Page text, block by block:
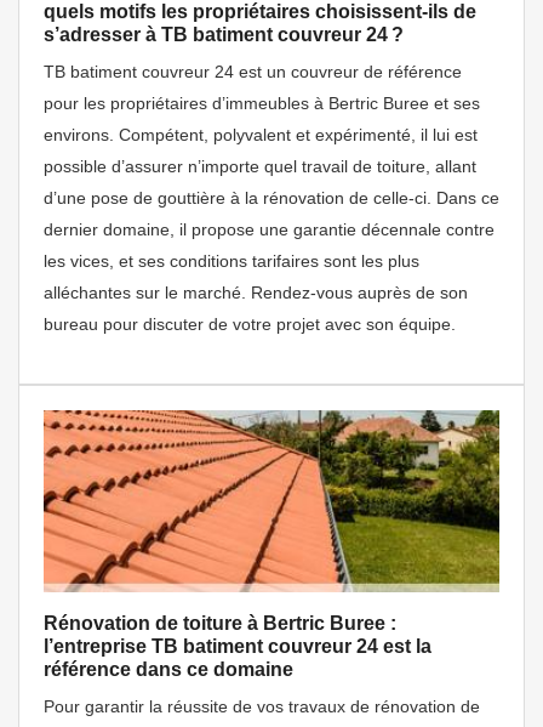
quels motifs les propriétaires choisissent-ils de
s’adresser à TB batiment couvreur 24 ?
TB batiment couvreur 24 est un couvreur de référence
pour les propriétaires d’immeubles à Bertric Buree et ses
environs. Compétent, polyvalent et expérimenté, il lui est
possible d’assurer n’importe quel travail de toiture, allant
d’une pose de gouttière à la rénovation de celle-ci. Dans ce
dernier domaine, il propose une garantie décennale contre
les vices, et ses conditions tarifaires sont les plus
alléchantes sur le marché. Rendez-vous auprès de son
bureau pour discuter de votre projet avec son équipe.
Rénovation de toiture à Bertric Buree :
l’entreprise TB batiment couvreur 24 est la
référence dans ce domaine
Pour garantir la réussite de vos travaux de rénovation de